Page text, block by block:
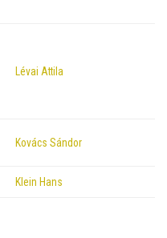
Lévai Attila
Kovács Sándor
Klein Hans